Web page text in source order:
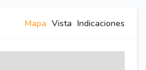
Mapa Vista Indicaciones